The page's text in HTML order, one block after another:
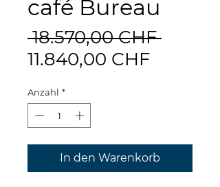
café Bureau
18.570,00 CHF
11.840,00 CHFSale-
Anzahl *
In den Warenkorb